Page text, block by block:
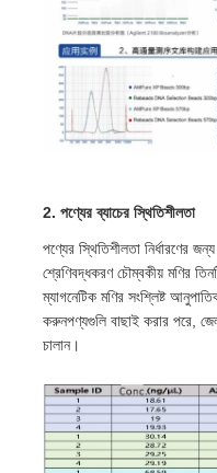
NGS ম্যাগনেটিক বিডস
সেল সোর্টিং ম্যাগনেটিক মণির
পৃষ্ঠ-সক্রিয় চৌম্বকীয় মণু
স্বয়ংক্রিয় যন্ত্রাংশ ও ব্যবহার্য
2. পণ্যের ব্যাচের স্থিতিশীলতা
পণ্যের স্থিতিশীলতা নির্ধারণের
শ্রেণিবদ্ধকরণ চৌম্বকীয় মণির
ম্যাগনেটিক মণির সংশ্লিষ্ট
করুনপণ্যগুলি বাছাই করার পরে,
চালান।